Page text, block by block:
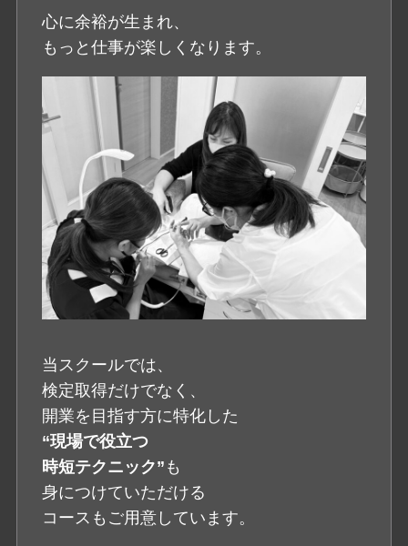
心に余裕が生まれ、
もっと仕事が楽しくなります。
当スクールでは、
検定取得だけでなく、
開業を目指す方に特化した
“現場で役立つ
時短テクニック” も
身につけていただける
コースもご用意しています。